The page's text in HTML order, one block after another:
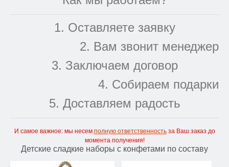
1. Оставляете заявку
2. Вам звонит менеджер
3. Заключаем договор
4. Собираем подарки
5. Доставляем радость
И самое важное: мы несем полную ответственностьза Ваш заказ до
момента получения!
Детские сладкие наборы с конфетами по составу